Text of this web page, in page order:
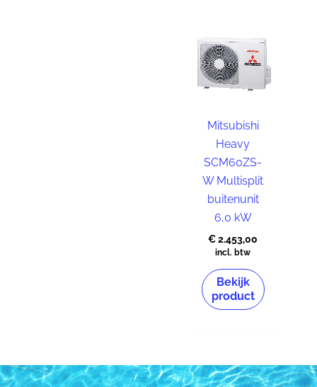
Mitsubishi
Heavy
SCM60ZS-
W Multisplit
buitenunit
6,0 kW
€2.453,00
incl. btw
Bekijk
product